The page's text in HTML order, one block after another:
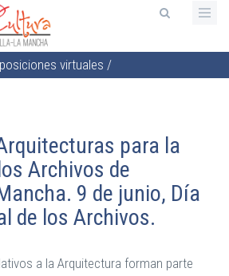
virtuales /
para la
Archivos de
9 de junio, Día
de los Archivos.
a la Arquitectura forman parte